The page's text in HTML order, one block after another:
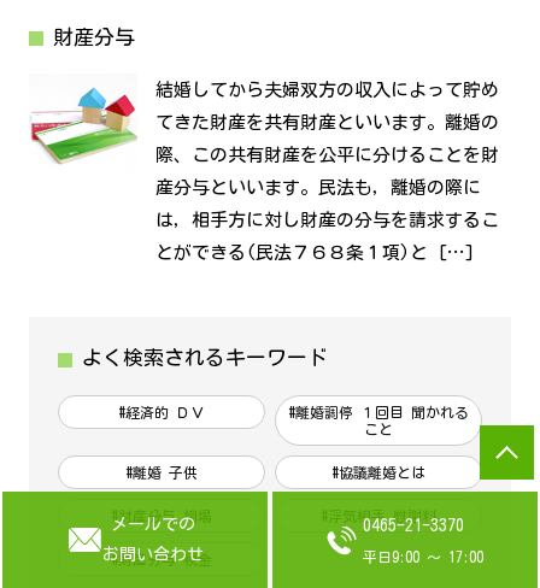
メールでの
お問い合わせ
0465-21-3370
平日9:00 ～ 17:00
財産分与
結婚してから夫婦双方の収入によって貯め
てきた財産を共有財産といいます。離婚の
際、この共有財産を公平に分けることを財
産分与といいます。民法も，離婚の際に
は，相手方に対し財産の分与を請求するこ
とができる(民法７６８条１項)と […]
よく検索されるキーワード
#経済的 ＤＶ
#離婚調停 １回目 聞かれる
こと
#離婚 子供 #協議離婚とは
#財産分与 相場 #浮気相手 慰謝料
#財産分与 税金